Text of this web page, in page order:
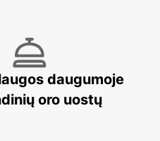
daugumoje
oro uostų